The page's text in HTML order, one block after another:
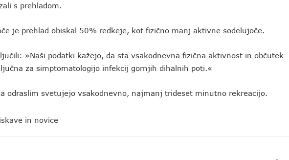
s prehladom.
je prehlad obiskal 50% redkeje, kot fizično manj aktivne sodelujoče.
»Naši podatki kažejo, da sta vsakodnevna fizična aktivnost in občutek
za simptomatologijo infekcij gornjih dihalnih poti.«
odraslim svetujejo vsakodnevno, najmanj trideset minutno rekreacijo.
in novice